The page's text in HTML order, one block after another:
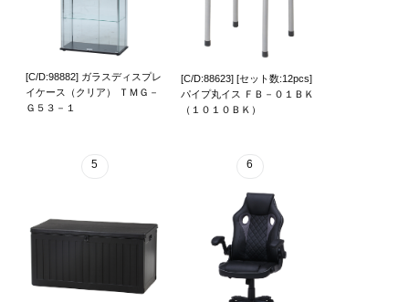
[C/D:98882] ガラスディスプレ
イケース（クリア） ＴＭＧ－
Ｇ５３－１
[C/D:88623] [セット数:12pcs]
パイプ丸イス ＦＢ－０１ＢＫ
（１０１０ＢＫ）
5 6